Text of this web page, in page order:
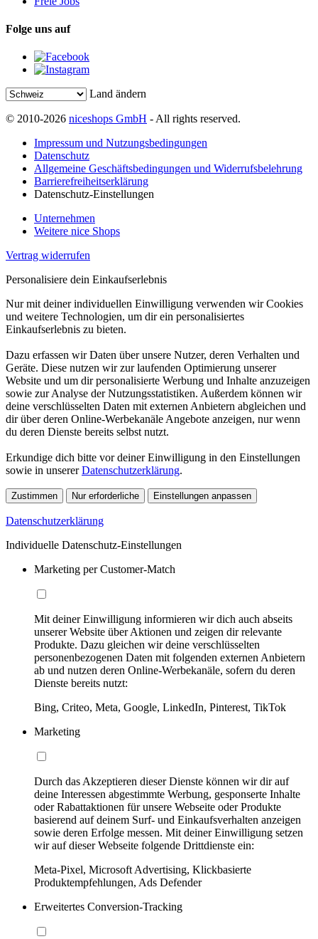
Folge uns auf
Land ändern
© 2010-2026 niceshops GmbH - All rights reserved.
Impressum und Nutzungsbedingungen
Datenschutz
Allgemeine Geschäftsbedingungen und Widerrufsbelehrung
Barrierefreiheitserklärung
Datenschutz-Einstellungen
Unternehmen
Weitere nice Shops
Vertrag widerrufen
Personalisiere dein Einkaufserlebnis
Nur mit deiner individuellen Einwilligung verwenden wir Cookies
und weitere Technologien, um dir ein personalisiertes
Einkaufserlebnis zu bieten.
Dazu erfassen wir Daten über unsere Nutzer, deren Verhalten und
Geräte. Diese nutzen wir zur laufenden Optimierung unserer
Website und um dir personalisierte Werbung und Inhalte anzuzeigen
sowie zur Analyse der Nutzungsstatistiken. Außerdem können wir
deine verschlüsselten Daten mit externen Anbietern abgleichen und
dir über deren Online-Werbekanäle Angebote anzeigen, nur wenn
du deren Dienste bereits selbst nutzt.
Erkundige dich bitte vor deiner Einwilligung in den Einstellungen
sowie in unsererDatenschutzerklärung.
Zustimmen Nur erforderliche Einstellungen anpassen
Datenschutzerklärung
Individuelle Datenschutz-Einstellungen
Marketing per Customer-Match
Mit deiner Einwilligung informieren wir dich auch abseits
unserer Website über Aktionen und zeigen dir relevante
Produkte. Dazu gleichen wir deine verschlüsselten
personenbezogenen Daten mit folgenden externen Anbietern
ab und nutzen deren Online-Werbekanäle, sofern du deren
Dienste bereits nutzt:
Bing, Criteo, Meta, Google, LinkedIn, Pinterest, TikTok
Marketing
Durch das Akzeptieren dieser Dienste können wir dir auf
deine Interessen abgestimmte Werbung, gesponserte Inhalte
oder Rabattaktionen für unsere Webseite oder Produkte
basierend auf deinem Surf- und Einkaufsverhalten anzeigen
sowie deren Erfolge messen. Mit deiner Einwilligung setzen
wir auf dieser Webseite folgende Drittdienste ein:
Meta-Pixel, Microsoft Advertising, Klickbasierte
Produktempfehlungen, Ads Defender
Erweitertes Conversion-Tracking